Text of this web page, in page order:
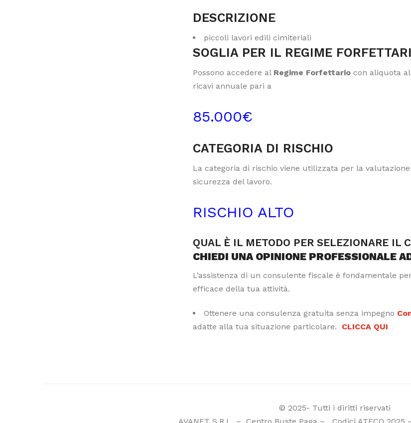
DESCRIZIONE
piccoli lavori edili cimiteriali
SOGLIA PER IL REGIME
Possono accedere al Regime Forfettario con aliquota
ricavi annuale pari a
85.000€
CATEGORIA DI RISCHIO
La categoria di rischio viene utilizzata per la
sicurezza del lavoro.
RISCHIO ALTO
QUAL È IL METODO PER SELEZIONARE IL
CHIEDI UNA OPINIONE PROFESSIONALE
L’assistenza di un consulente fiscale è fondamentale
efficace della tua attività.
Ottenere una consulenza gratuita senza impegno
adatte alla tua situazione particolare. CLICCA QUI
© 2025- Tutti i diritti riservati